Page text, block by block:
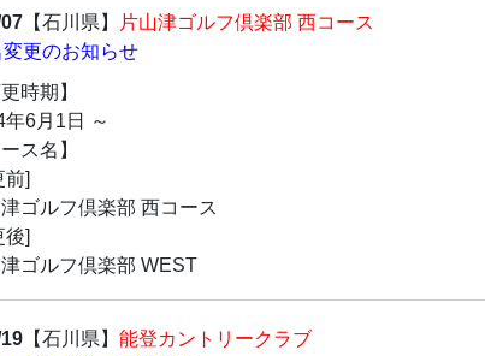
【石川県】
片山津ゴルフ倶楽部 西コース
変更のお知らせ
更時期】
年6月1日 ～
ース名】
前]
ゴルフ倶楽部 西コース
後]
津ゴルフ倶楽部 WEST
【石川県】 能登カントリークラブ